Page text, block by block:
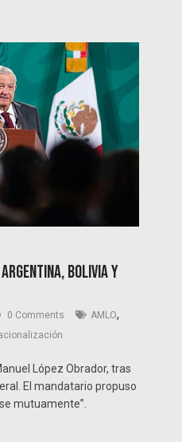
Bolivia y
0 Comments AMLO,
López Obrador, tras
El mandatario propuso
mutuamente”.